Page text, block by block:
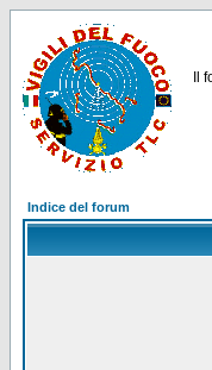
Il
Indice del forum